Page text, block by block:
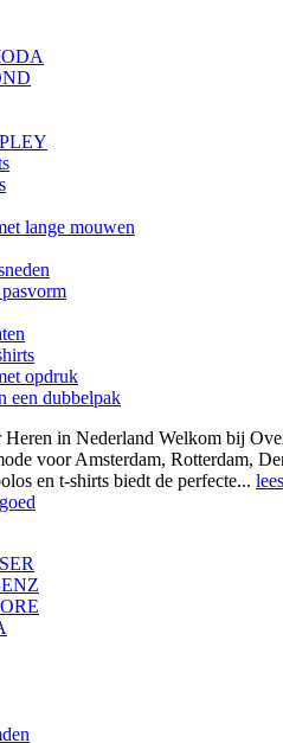
lange mouwen
opdruk
een dubbelpak
in Nederland Welkom bij
voor Amsterdam, Rotterdam,
en t-shirts biedt de perfecte...